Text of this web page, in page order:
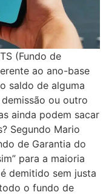
(Fundo de
ao ano-base
saldo de alguma
ou outro
ainda podem sacar
Segundo Mario
de Garantia do
para a maioria
demitido sem justa
o fundo de